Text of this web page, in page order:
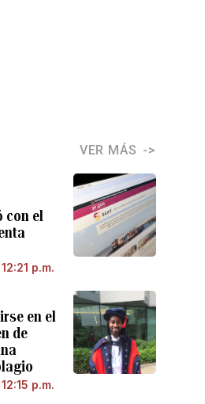
VER MÁS
con el
p.m.
en el
de
p.m.